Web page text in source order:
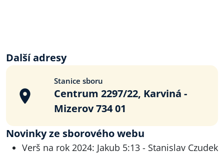
Další adresy
Stanice sboru
Centrum 2297/22, Karviná -
Mizerov 734 01
Novinky ze sborového webu
Verš na rok 2024: Jakub 5:13 - Stanislav Czudek